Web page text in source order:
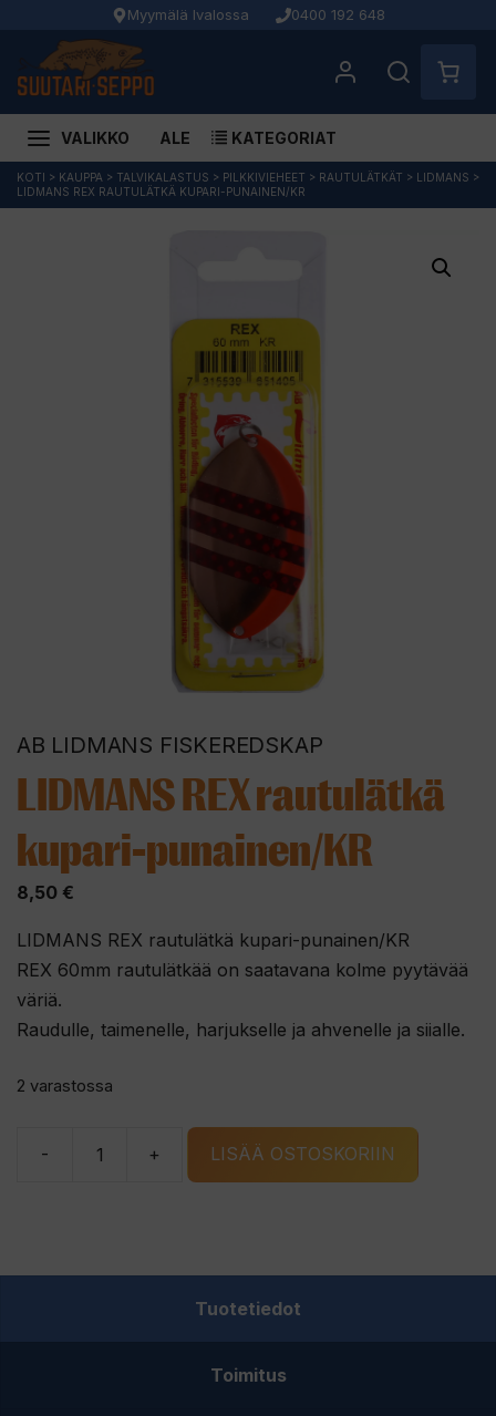
Myymälä Ivalossa 0400 192 648
VALIKKO ALE KATEGORIAT
Siirry
sisältöön
KOTI > KAUPPA > TALVIKALASTUS > PILKKIVIEHEET > RAUTULÄTKÄT > LIDMANS >
LIDMANS REX RAUTULÄTKÄ KUPARI-PUNAINEN/KR
AB LIDMANS FISKEREDSKAP
LIDMANS REX rautulätkä
kupari-punainen/KR
8,50 €
LIDMANS REX rautulätkä kupari-punainen/KR
REX 60mm rautulätkää on saatavana kolme pyytävää
väriä.
Raudulle, taimenelle, harjukselle ja ahvenelle ja siialle.
2 varastossa
-
LIDMANS
määrä
+ LISÄÄ OSTOSKORIIN
Tuotetiedot
Toimitus